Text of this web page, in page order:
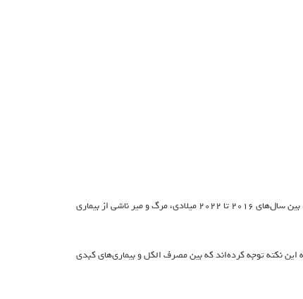
تحقیقات اخیر نشان داده است که مصرف الکل می‌تواند به کبد آسیب جدی وارد کند. در واقع، بین سال‌های ۲۰۱۶ تا ۲۰۲۲ میلادی، مرگ و میر ناشی از بیماری
نکته توجه کرده‌اند که بین مصرف الکل و بیماری‌های کبدی